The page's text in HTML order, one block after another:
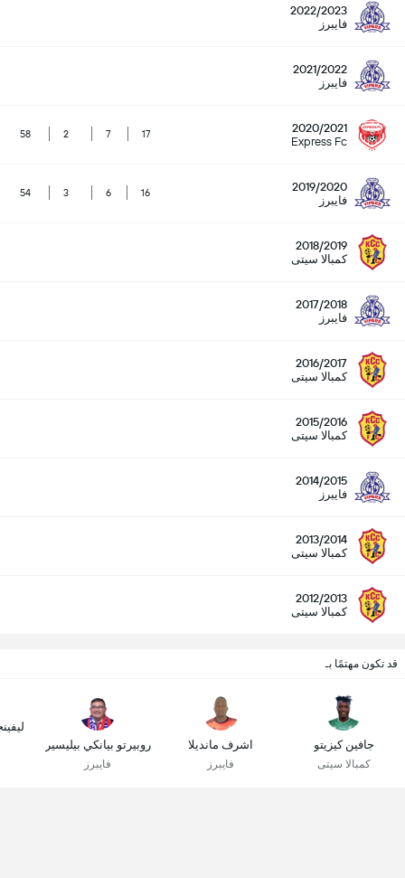
2022/2023
فايبرز
2021/2022
فايبرز
2020/2021
Express Fc
17
7
2
58
2019/2020
فايبرز
16
6
3
54
2018/2019
كمبالا سيتى
2017/2018
فايبرز
2016/2017
كمبالا سيتى
2015/2016
كمبالا سيتى
2014/2015
فايبرز
2013/2014
كمبالا سيتى
2012/2013
كمبالا سيتى
قد تكون مهتمًا بـ
جافين كيزيتو
كمبالا سيتى
اشرف مانديلا
فايبرز
روبيرتو بيانكي بيليسير
فايبرز